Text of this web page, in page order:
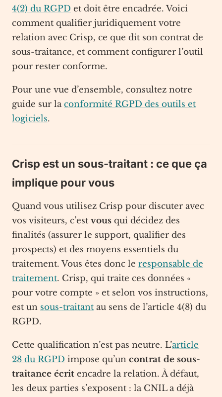
4(2) du RGPD et doit être encadrée. Voici
comment qualifier juridiquement votre
relation avec Crisp, ce que dit son contrat de
sous-traitance, et comment configurer l’outil
pour rester conforme.
Pour une vue d’ensemble, consultez notre
guide sur laconformité RGPD des outils et
logiciels.
Crisp est un sous-traitant : ce que ça
implique pour vous
Quand vous utilisez Crisp pour discuter avec
vos visiteurs, c’est vous qui décidez des
finalités (assurer le support, qualifier des
prospects) et des moyens essentiels du
traitement. Vous êtes donc le responsable de
traitement. Crisp, qui traite ces données «
pour votre compte » et selon vos instructions,
est un sous-traitant au sens de l’article 4(8) du
RGPD.
Cette qualification n’est pas neutre. L’article
28 du RGPD impose qu’un contrat de sous-
traitance écrit encadre la relation. À défaut,
les deux parties s’exposent : la CNIL a déjà